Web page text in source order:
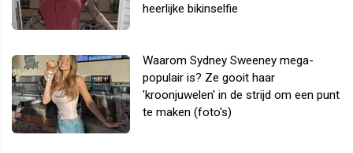
heerlijke bikinselfie
Waarom Sydney Sweeney mega-
populair is? Ze gooit haar
'kroonjuwelen' in de strijd om een punt
te maken (foto's)